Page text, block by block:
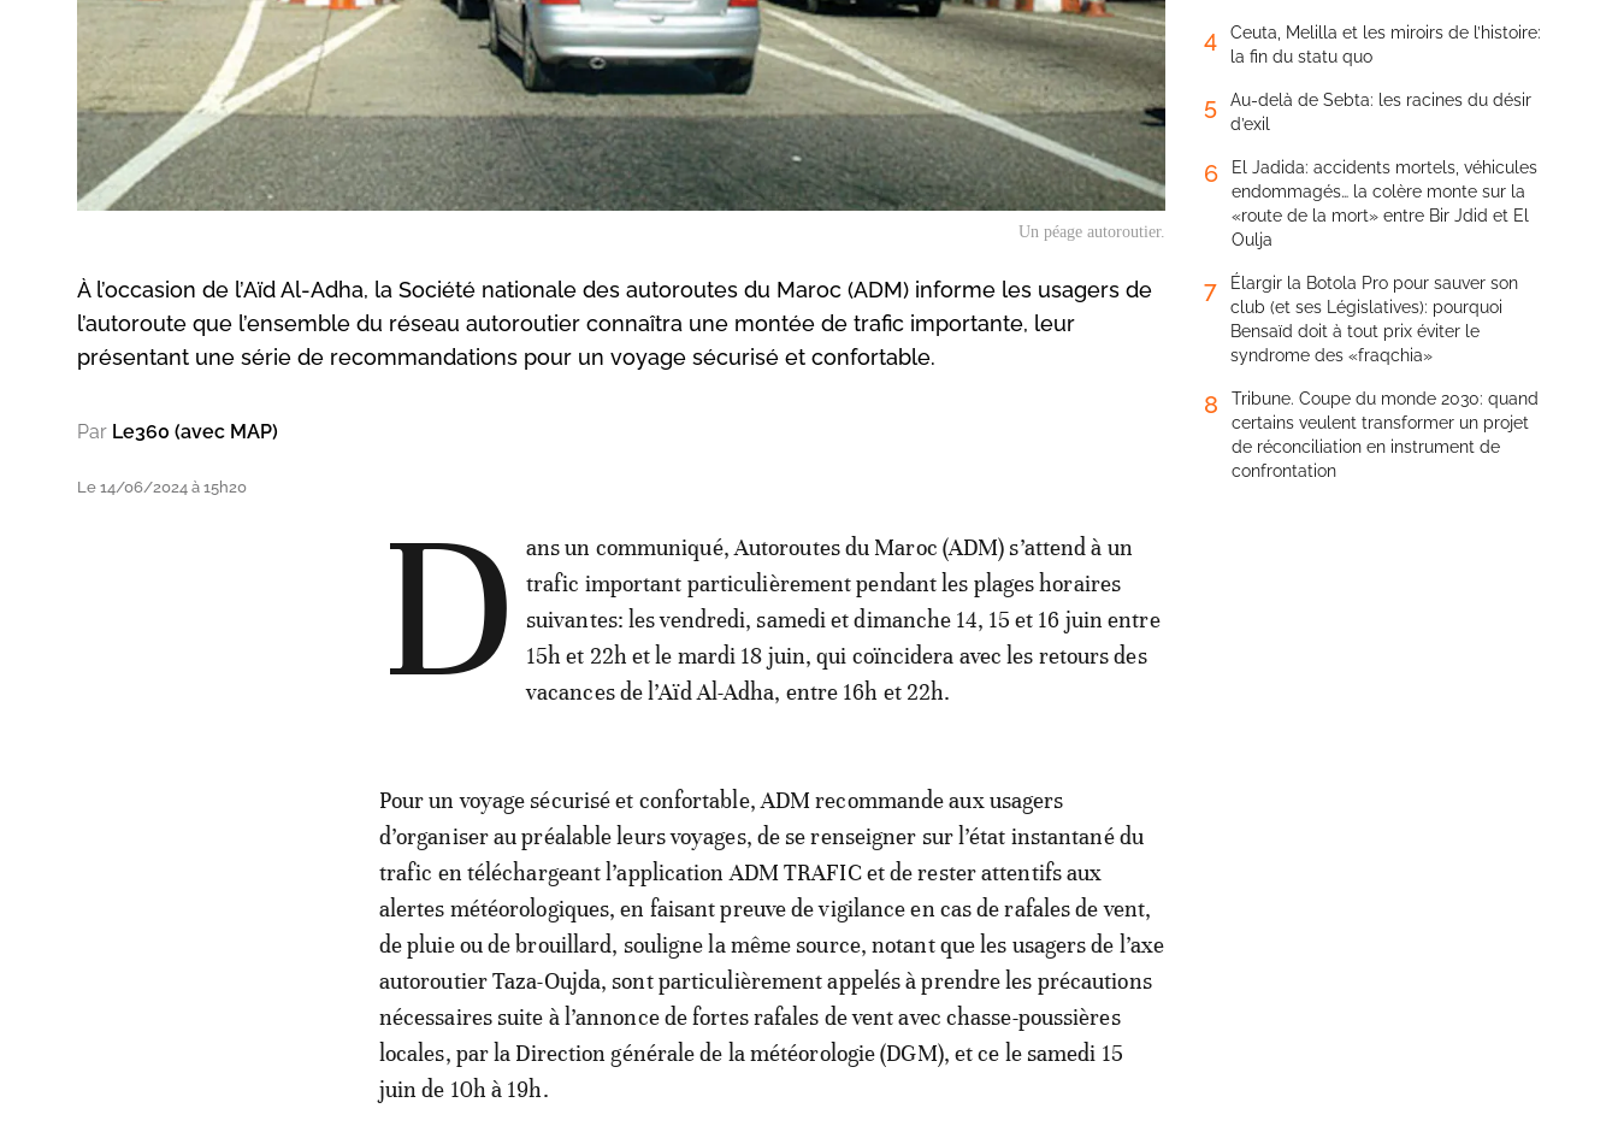
Un péage autoroutier.
À l’occasion de l’Aïd Al-Adha, la Société nationale des autoroutes du Maroc (ADM) informe les usagers de
l’autoroute que l’ensemble du réseau autoroutier connaîtra une montée de trafic importante, leur
présentant une série de recommandations pour un voyage sécurisé et confortable.
Par Le360 (avec MAP)
Le 14/06/2024 à 15h20 D
ans un communiqué, Autoroutes du Maroc (ADM) s’attend à un
trafic important particulièrement pendant les plages horaires
suivantes: les vendredi, samedi et dimanche 14, 15 et 16 juin entre
15h et 22h et le mardi 18 juin, qui coïncidera avec les retours des
vacances de l’Aïd Al-Adha, entre 16h et 22h.
Pour un voyage sécurisé et confortable, ADM recommande aux usagers
d’organiser au préalable leurs voyages, de se renseigner sur l’état instantané du
trafic en téléchargeant l’application ADM TRAFIC et de rester attentifs aux
alertes météorologiques, en faisant preuve de vigilance en cas de rafales de vent,
de pluie ou de brouillard, souligne la même source, notant que les usagers de l’axe
autoroutier Taza-Oujda, sont particulièrement appelés à prendre les précautions
nécessaires suite à l’annonce de fortes rafales de vent avec chasse-poussières
locales, par la Direction générale de la météorologie (DGM), et ce le samedi 15
juin de 10h à 19h.
4
Ceuta, Melilla et les miroirs de l’histoire:
la fin du statu quo
5
Au-delà de Sebta: les racines du désir
d’exil
6
El Jadida: accidents mortels, véhicules
endommagés… la colère monte sur la
«route de la mort» entre Bir Jdid et El
Oulja
7
Élargir la Botola Pro pour sauver son
club (et ses Législatives): pourquoi
Bensaïd doit à tout prix éviter le
syndrome des «fraqchia»
8
Tribune. Coupe du monde 2030: quand
certains veulent transformer un projet
de réconciliation en instrument de
confrontation